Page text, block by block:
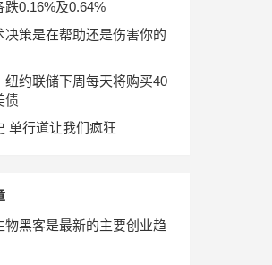
跌0.16%及0.64%
决策是在帮助还是伤害你的
纽约联储下周每天将购买40
债
单行道让我们疯狂
物黑客是最新的主要创业趋